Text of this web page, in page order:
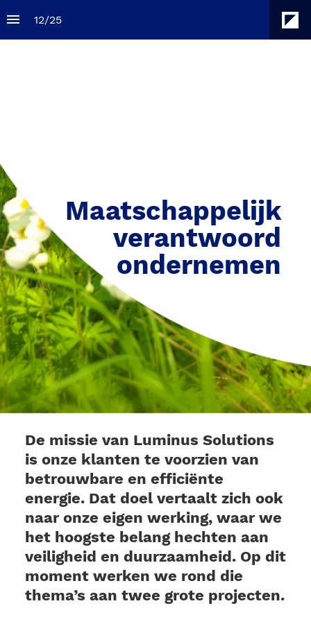
12/25
Maatschappelijk
verantwoord
ondernemen
De missie van Luminus Solutions
is onze klanten te voorzien van
betrouwbare en efficiënte
energie. Dat doel vertaalt zich ook
naar onze eigen werking, waar we
het hoogste belang hechten aan
veiligheid en duurzaamheid. Op dit
moment werken we rond die
thema’s aan twee grote projecten.